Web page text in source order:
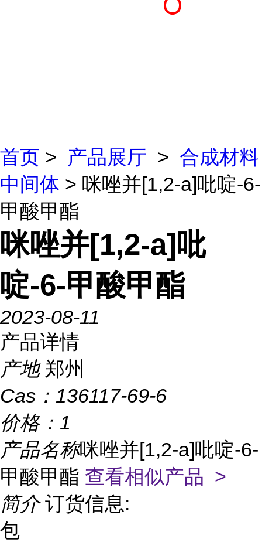
首页 > 产品展厅 > 合成材料
中间体 > 咪唑并[1,2-a]吡啶-6-
甲酸甲酯
咪唑并[1,2-a]吡
啶-6-甲酸甲酯
2023-08-11
产品详情
产地 郑州
Cas： 136117-69-6
价格： 1
产品名称咪唑并[1,2-a]吡啶-6-
甲酸甲酯 查看相似产品 >
简介 订货信息:
包